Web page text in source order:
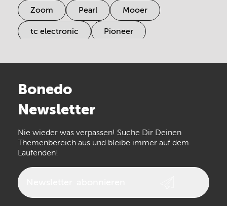
Zoom Pearl Mooer
tc electronic Pioneer
Arturia
the t.bone
Walrus Audio Epiphone
Bonedo
Newsletter
Nie wieder was verpassen! Suche Dir Deinen
Themenbereich aus und bleibe immer auf dem
Laufenden!